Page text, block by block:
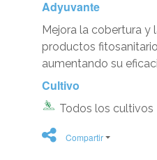
Adyuvante
Mejora la cobertura y
productos
aumentando su
Cultivo
Todos los cultivos
Compartir